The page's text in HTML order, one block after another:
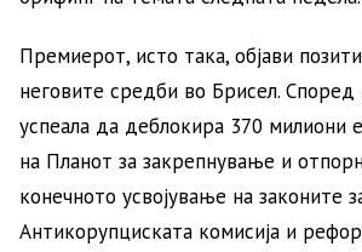
Премиерот, исто така, објави
неговите средби во Брисел. Според
успеала да деблокира 370 милиони
на Планот за закрепнување и
конечното усвојување на законите
Антикорупциската комисија и